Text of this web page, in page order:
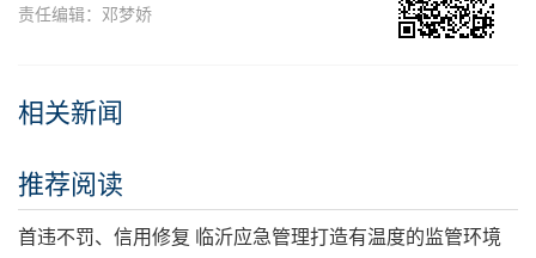
责任编辑：邓梦娇
相关新闻
推荐阅读
首违不罚、信用修复 临沂应急管理打造有温度的监管环境